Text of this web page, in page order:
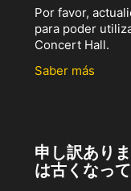
Por favor,
para poder
Concert Hall.
Saber más
申し訳あり
は古くなっ